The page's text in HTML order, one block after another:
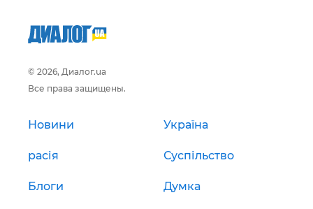
© 2026, Диалог.ua
Все права защищены.
Новини Україна
расія Суспільство
Блоги Думка